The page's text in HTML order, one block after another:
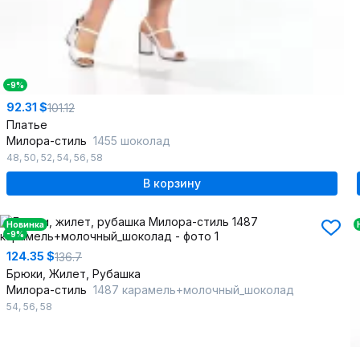
-9%
92.31 $101.12
Платье
Милора-стиль 1455 шоколад
48, 50, 52, 54, 56, 58
В корзину
Новинка
-9%
124.35 $136.7
Брюки, Жилет, Рубашка
Милора-стиль 1487 карамель+молочный_шоколад
54, 56, 58